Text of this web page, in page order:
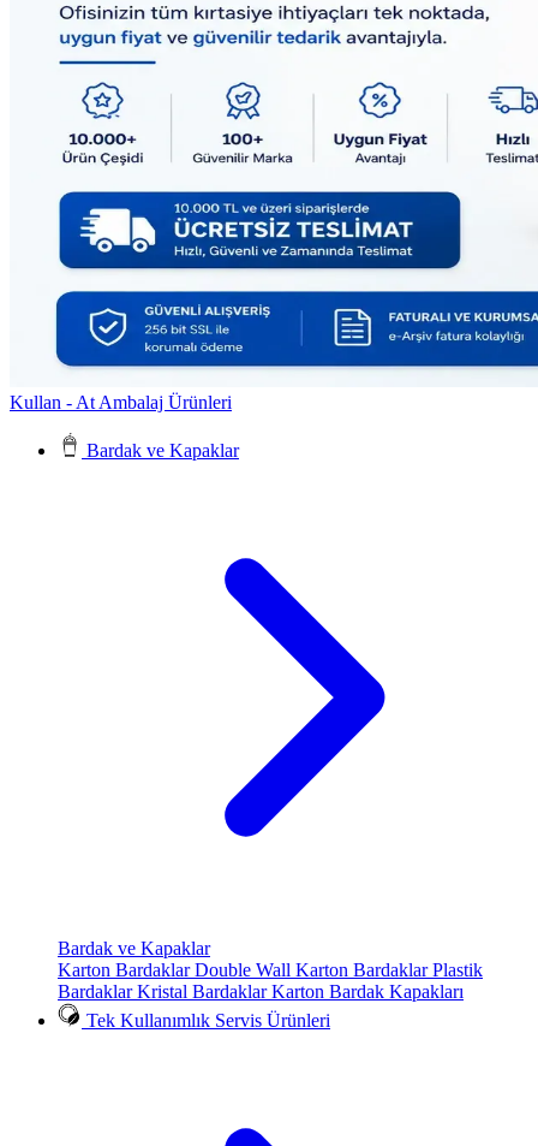
Kullan - At Ambalaj Ürünleri
Bardak ve Kapaklar
Bardak ve Kapaklar
Karton BardaklarDouble Wall Karton BardaklarPlastik
BardaklarKristal BardaklarKarton Bardak Kapakları
Tek Kullanımlık Servis Ürünleri